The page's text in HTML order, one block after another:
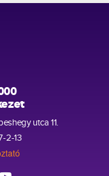
utca 11.
2-13